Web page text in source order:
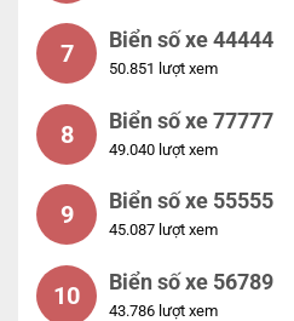
7 Biển số xe 44444
50.851 lượt xem
8 Biển số xe 77777
49.040 lượt xem
9 Biển số xe 55555
45.087 lượt xem
10 Biển số xe 56789
43.786 lượt xem